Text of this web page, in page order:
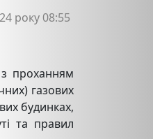
року 08:55
проханням
газових
будинках,
та правил